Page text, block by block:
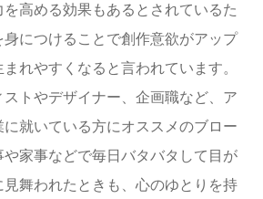
高める効果もあるとされているた
につけることで創作意欲がアップ
れやすくなると言われています。
トやデザイナー、企画職など、ア
就いている方にオススメのブロー
家事などで毎日バタバタして目が
見舞われたときも、心のゆとりを持